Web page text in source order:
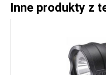
Inne produkty z